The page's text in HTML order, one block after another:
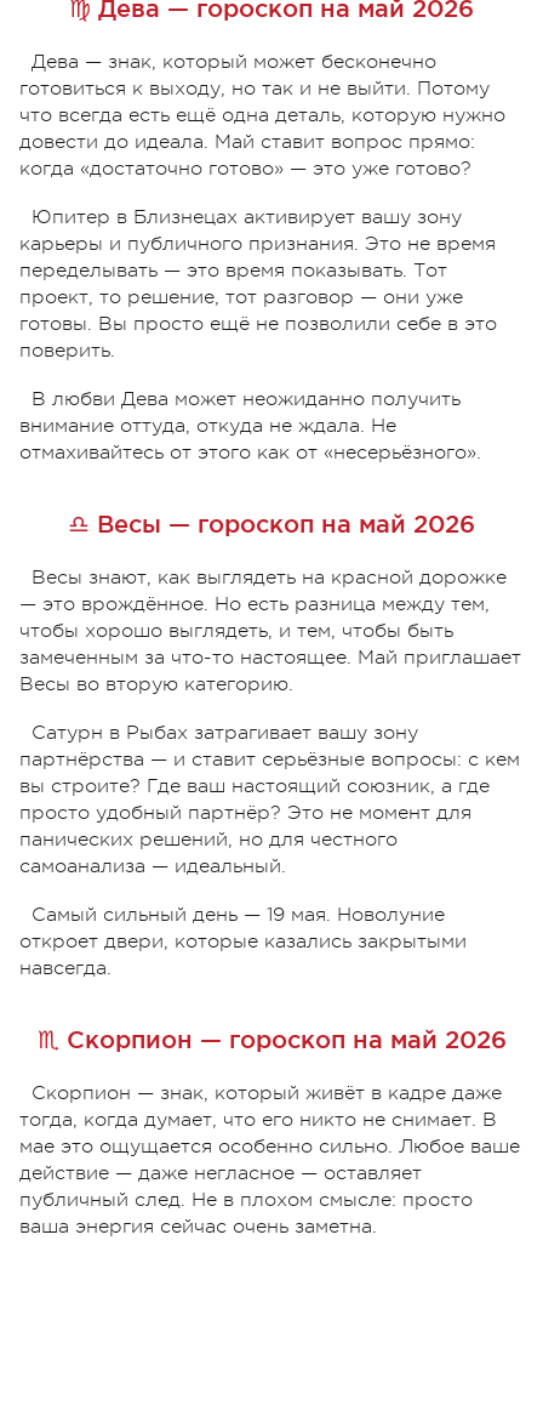
♍ Дева — гороскоп на май 2026
Дева — знак, который может бесконечно
готовиться к выходу, но так и не выйти. Потому
что всегда есть ещё одна деталь, которую нужно
довести до идеала. Май ставит вопрос прямо:
когда «достаточно готово» — это уже готово?
Юпитер в Близнецах активирует вашу зону
карьеры и публичного признания. Это не время
переделывать — это время показывать. Тот
проект, то решение, тот разговор — они уже
готовы. Вы просто ещё не позволили себе в это
поверить.
В любви Дева может неожиданно получить
внимание оттуда, откуда не ждала. Не
отмахивайтесь от этого как от «несерьёзного».
♎ Весы — гороскоп на май 2026
Весы знают, как выглядеть на красной дорожке
— это врождённое. Но есть разница между тем,
чтобы хорошо выглядеть, и тем, чтобы быть
замеченным за что-то настоящее. Май приглашает
Весы во вторую категорию.
Сатурн в Рыбах затрагивает вашу зону
партнёрства — и ставит серьёзные вопросы: с кем
вы строите? Где ваш настоящий союзник, а где
просто удобный партнёр? Это не момент для
панических решений, но для честного
самоанализа — идеальный.
Самый сильный день — 19 мая. Новолуние
откроет двери, которые казались закрытыми
навсегда.
♏ Скорпион — гороскоп на май 2026
Скорпион — знак, который живёт в кадре даже
тогда, когда думает, что его никто не снимает. В
мае это ощущается особенно сильно. Любое ваше
действие — даже негласное — оставляет
публичный след. Не в плохом смысле: просто
ваша энергия сейчас очень заметна.